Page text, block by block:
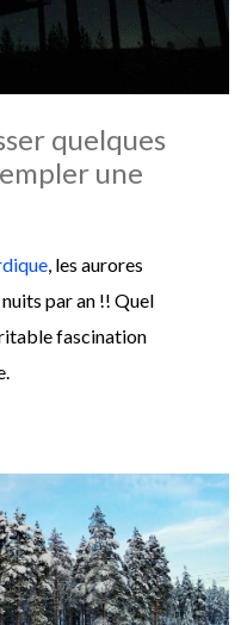
quelques
une
, les aurores
par an !! Quel
fascination